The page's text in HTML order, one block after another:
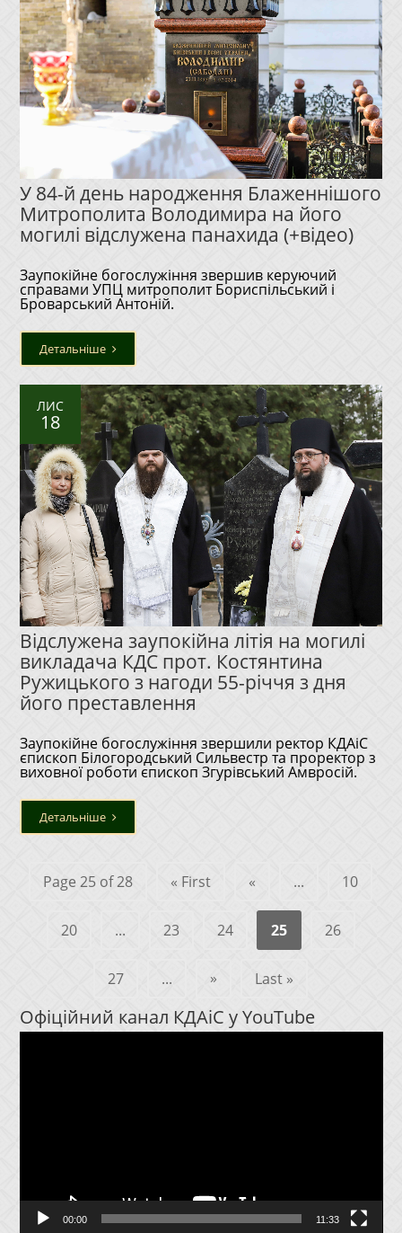
У 84-й день народження Блаженнішого
Митрополита Володимира на його
могилі відслужена панахида (+відео)
Заупокійне богослужіння звершив керуючий
справами УПЦ митрополит Бориспільський і
Броварський Антоній.
Детальніше
ЛИС
18
Відслужена заупокійна літія на могилі
викладача КДС прот. Костянтина
Ружицького з нагоди 55-річчя з дня
його преставлення
Заупокійне богослужіння звершили ректор КДАіС
єпископ Білогородський Сильвестр та проректор з
виховної роботи єпископ Згурівський Амвросій.
Детальніше
Page 25 of 28 « First « ... 10
20 ... 23 24 25 26
27 ... » Last »
Офіційний канал КДАіС у YouTube
Відеопрогравач
00:00 11:33